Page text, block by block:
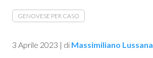
GENOVESE PER CASO
3 Aprile 2023 | di Massimiliano Lussana